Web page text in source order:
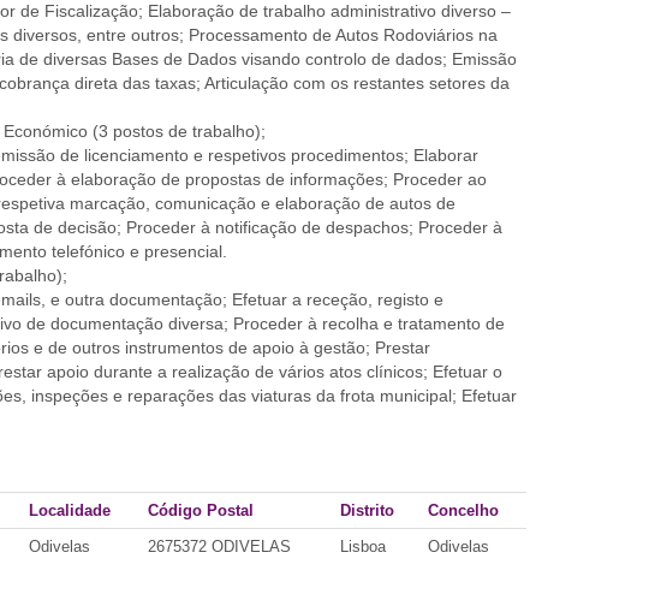
de Fiscalização; Elaboração de trabalho administrativo diverso –
diversos, entre outros; Processamento de Autos Rodoviários na
de diversas Bases de Dados visando controlo de dados; Emissão
direta das taxas; Articulação com os restantes setores da
(3 postos de trabalho);
de licenciamento e respetivos procedimentos; Elaborar
à elaboração de propostas de informações; Proceder ao
marcação, comunicação e elaboração de autos de
de decisão; Proceder à notificação de despachos; Proceder à
telefónico e presencial.
e outra documentação; Efetuar a receção, registo e
de documentação diversa; Proceder à recolha e tratamento de
e de outros instrumentos de apoio à gestão; Prestar
apoio durante a realização de vários atos clínicos; Efetuar o
inspeções e reparações das viaturas da frota municipal; Efetuar
Localidade Código Postal Distrito
Concelho
Odivelas 2675372 ODIVELAS Lisboa Odivelas